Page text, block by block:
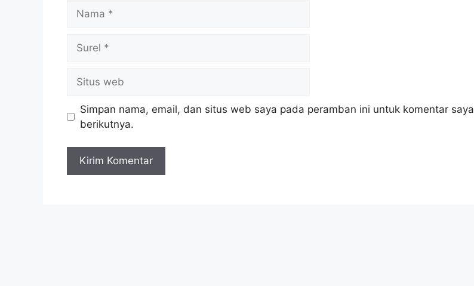
web
Simpan nama, email, dan situs web saya pada peramban ini untuk komentar saya
berikutnya.